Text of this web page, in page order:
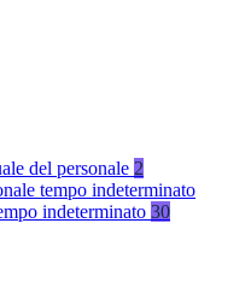
del personale 2
tempo indeterminato
indeterminato 30